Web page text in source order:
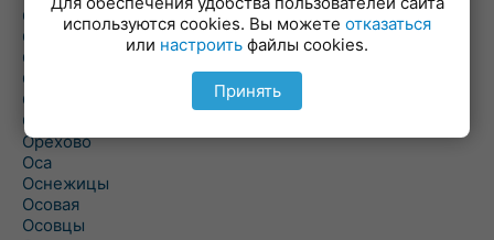
Олтуш
Ольманы
Ольпень
Ольшаны
Омельная
Ополь
Орехово
Оса
Оснежицы
Осовая
Осовцы
используются cookies. Вы можете отказаться
или настроить файлы cookies.
Принять